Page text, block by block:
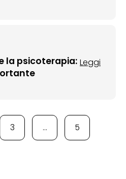
la psicoterapia: Leggi
3 … 5